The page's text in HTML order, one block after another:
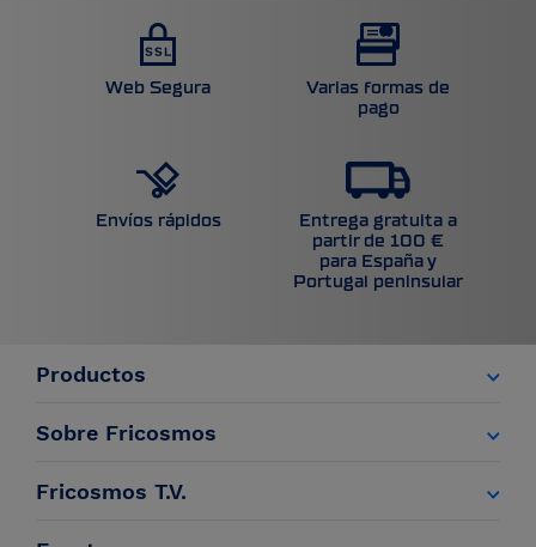
Web Segura
Varias formas de
pago
Envíos rápidos
Entrega gratuita a
partir de 100 €
para España y
Portugal peninsular
Productos
Sobre Fricosmos
Fricosmos T.V.